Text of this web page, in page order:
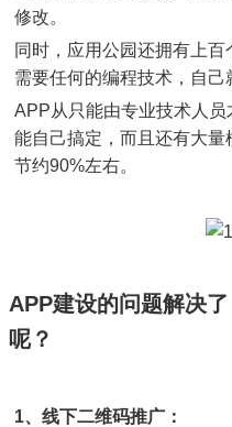
修改。
同时，应用公园还拥有上
需要任何的编程技术，自己
APP从只能由专业技术人
能自己搞定，而且还有大
节约90%左右。
APP建设的问题解决
呢？
1、线下二维码推广：